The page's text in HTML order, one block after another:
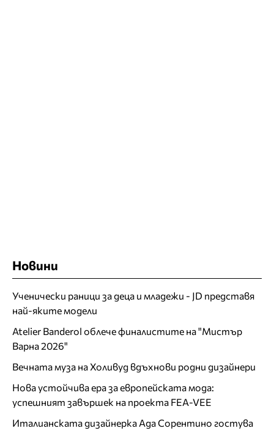
Новини
Ученически раници за деца и младежи - JD представя
най-яките модели
Atelier Banderol облече финалистите на "Мистър
Варна 2026"
Вечната муза на Холивуд вдъхнови родни дизайнери
Нова устойчива ера за европейската мода:
успешният завършек на проекта FEA-VEE
Италианската дизайнерка Ада Сорентино гостува